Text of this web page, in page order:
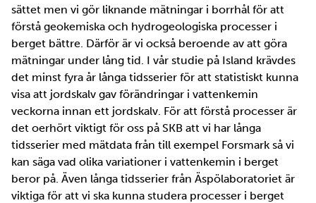
sättet men vi gör liknande mätningar i borrhål för att
förstå geokemiska och hydrogeologiska processer i
berget bättre. Därför är vi också beroende av att göra
mätningar under lång tid. I vår studie på Island krävdes
det minst fyra år långa tidsserier för att statistiskt kunna
visa att jordskalv gav förändringar i vattenkemin
veckorna innan ett jordskalv. För att förstå processer är
det oerhört viktigt för oss på SKB att vi har långa
tidsserier med mätdata från till exempel Forsmark så vi
kan säga vad olika variationer i vattenkemin i berget
beror på. Även långa tidsserier från Äspölaboratoriet är
viktiga för att vi ska kunna studera processer i berget